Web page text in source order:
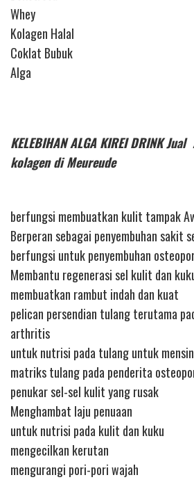
Whey
Kolagen Halal
Coklat Bubuk
Alga
KELEBIHAN ALGA KIREI DRINK
kolagen di Meureude
berfungsi membuatkan kulit tampak
Berperan sebagai penyembuhan sakit
berfungsi untuk penyembuhan
Membantu regenerasi sel kulit dan
membuatkan rambut indah dan kuat
pelican persendian tulang terutama
arthritis
untuk nutrisi pada tulang untuk
matriks tulang pada penderita
penukar sel-sel kulit yang rusak
Menghambat laju penuaan
untuk nutrisi pada kulit dan kuku
mengecilkan kerutan
mengurangi pori-pori wajah